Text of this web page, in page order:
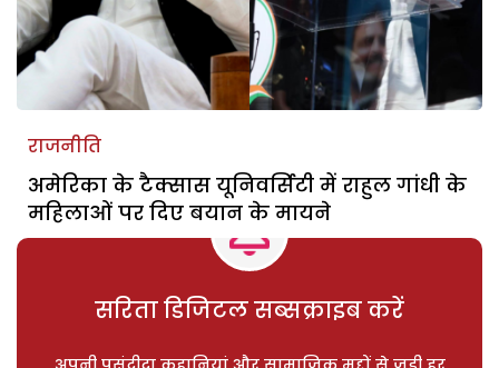
राजनीति
अमेरिका के टैक्सास यूनिवर्सिटी में राहुल गांधी के
महिलाओं पर दिए बयान के मायने
सरिता डिजिटल सब्सक्राइब करें